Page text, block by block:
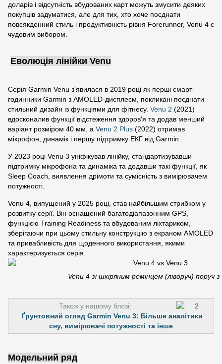
доларів і відсутність вбудованих карт можуть змусити деяких
покупців задуматися, але для тих, хто хоче поєднати
повсякденний стиль і продуктивність рівня Forerunner, Venu 4 є
чудовим вибором.
Еволюція лінійки Venu
Серія Garmin Venu з'явилася в 2019 році як перші смарт-
годинники Garmin з AMOLED-дисплеєм, покликані поєднати
стильний дизайн із функціями для фітнесу. Venu 2 (2021)
вдосконалив функції відстеження здоров'я та додав менший
варіант розміром 40 мм, а Venu 2 Plus (2022) отримав
мікрофон, динамік і першу підтримку ЕКГ від Garmin.
У 2023 році Venu 3 уніфікував лінійку, стандартизувавши
підтримку мікрофона та динаміка та додавши такі функції, як
Sleep Coach, виявлення дрімоти та сумісність з вимірювачем
потужності.
Venu 4, випущений у 2025 році, став найбільшим стрибком у
розвитку серії. Він оснащений багатодіапазонним GPS,
функцією Training Readiness та вбудованим ліхтариком,
зберігаючи при цьому стильну конструкцію з екраном AMOLED
та привабливість для щоденного використання, якими
характеризується серія.
Venu 4 зі шкіряним ремінцем (ліворуч) поруч
Також у нашому блозі:
Ґрунтовний огляд Garmin Venu 3: Більше аналітики
сну, вимірювачі потужності та інше
Модельний ряд